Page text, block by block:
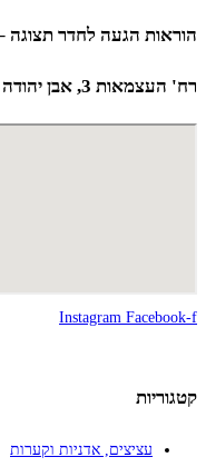
הוראות הגעה לחדר
רח' העצמאות 3, אבן יהודה
Instagram Facebook-f
קטגוריות
עציצים, אדניות וקערות